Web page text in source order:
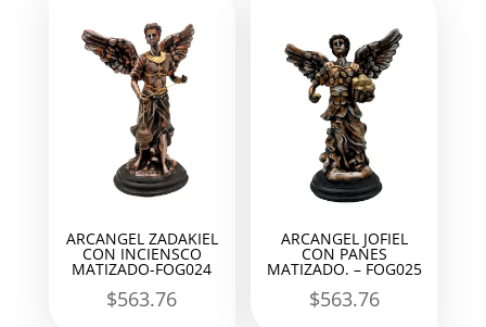
ARCANGEL ZADAKIEL
CON INCIENSCO
MATIZADO-FOG024
$563.76
ARCANGEL JOFIEL
CON PANES
MATIZADO. – FOG025
$563.76